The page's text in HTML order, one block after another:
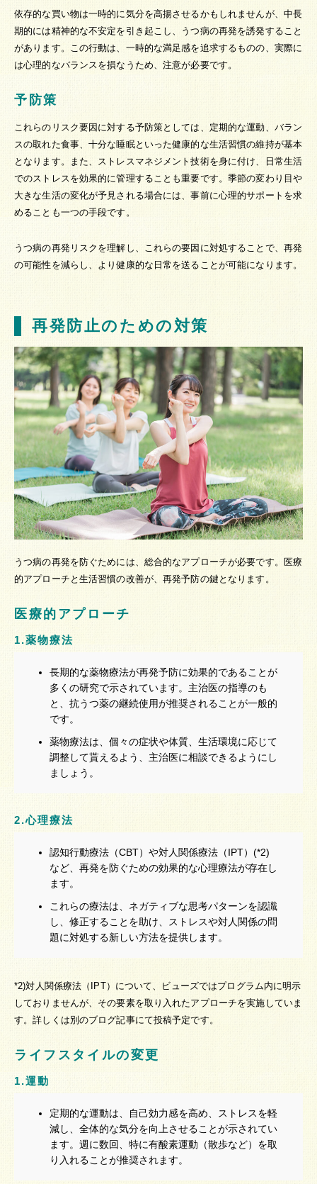
依存的な買い物は一時的に気分を高揚させるかもしれませんが、中長
期的には精神的な不安定を引き起こし、うつ病の再発を誘発すること
があります。この行動は、一時的な満足感を追求するものの、実際に
は心理的なバランスを損なうため、注意が必要です。
予防策
これらのリスク要因に対する予防策としては、定期的な運動、バラン
スの取れた食事、十分な睡眠といった健康的な生活習慣の維持が基本
となります。また、ストレスマネジメント技術を身に付け、日常生活
でのストレスを効果的に管理することも重要です。季節の変わり目や
大きな生活の変化が予見される場合には、事前に心理的サポートを求
めることも一つの手段です。
うつ病の再発リスクを理解し、これらの要因に対処することで、再発
の可能性を減らし、より健康的な日常を送ることが可能になります。
再発防止のための対策
うつ病の再発を防ぐためには、総合的なアプローチが必要です。医療
的アプローチと生活習慣の改善が、再発予防の鍵となります。
医療的アプローチ
1.薬物療法
長期的な薬物療法が再発予防に効果的であることが
多くの研究で示されています。主治医の指導のも
と、抗うつ薬の継続使用が推奨されることが一般的
です。
薬物療法は、個々の症状や体質、生活環境に応じて
調整して貰えるよう、主治医に相談できるようにし
ましょう。
2.心理療法
認知行動療法（CBT）や対人関係療法（IPT）(*2)
など、再発を防ぐための効果的な心理療法が存在し
ます。
これらの療法は、ネガティブな思考パターンを認識
し、修正することを助け、ストレスや対人関係の問
題に対処する新しい方法を提供します。
*2)対人関係療法（IPT）について、ビューズではプログラム内に明示
しておりませんが、その要素を取り入れたアプローチを実施していま
す。詳しくは別のブログ記事にて投稿予定です。
ライフスタイルの変更
1.運動
定期的な運動は、自己効力感を高め、ストレスを軽
減し、全体的な気分を向上させることが示されてい
ます。週に数回、特に有酸素運動（散歩など）を取
り入れることが推奨されます。